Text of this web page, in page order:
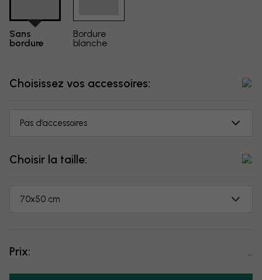
Sans
bordure
Bordure
blanche
Choisissez vos accessoires:
Pas d’accessoires
Choisir la taille:
70x50 cm
Prix: